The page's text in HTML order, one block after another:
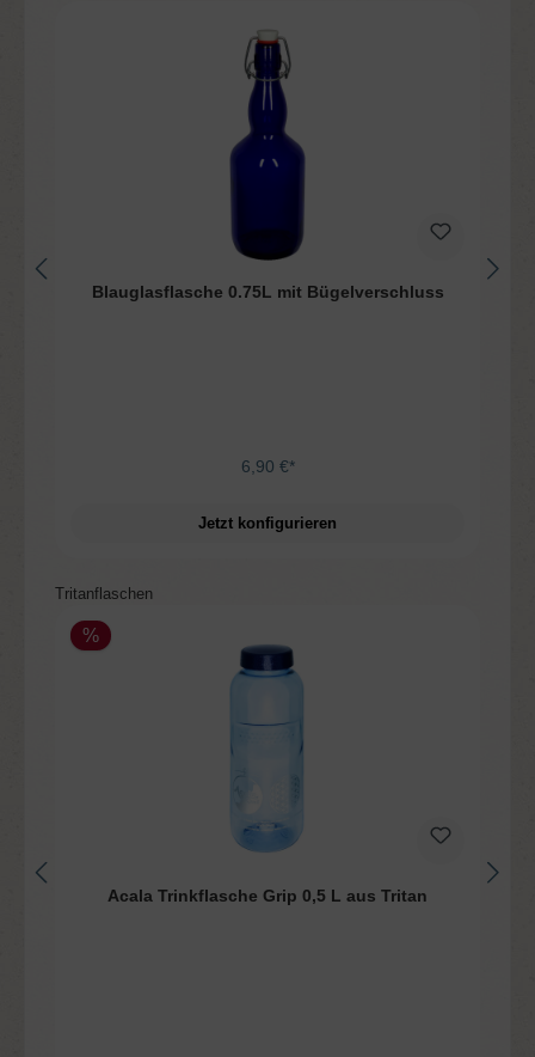
Blauglasflasche 0.75L mit Bügelverschluss
6,90 €*
Jetzt konfigurieren
Produktgalerie überspringen
Tritanflaschen
%
Acala Trinkflasche Grip 0,5 L aus Tritan